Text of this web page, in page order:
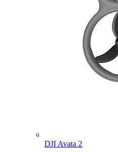
DJI Avata 2